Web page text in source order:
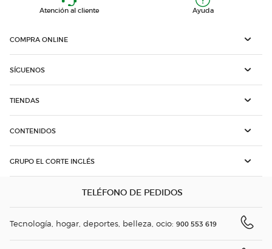
Atención al cliente Ayuda
COMPRA ONLINE
SÍGUENOS
TIENDAS
CONTENIDOS
GRUPO EL CORTE INGLÉS
TELÉFONO DE PEDIDOS
Tecnología, hogar, deportes, belleza, ocio: 900 553 619